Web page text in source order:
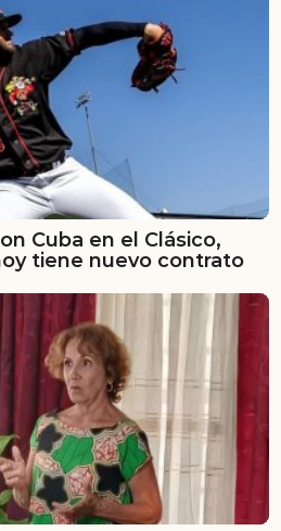
Cuba en el Clásico,
tiene nuevo contrato